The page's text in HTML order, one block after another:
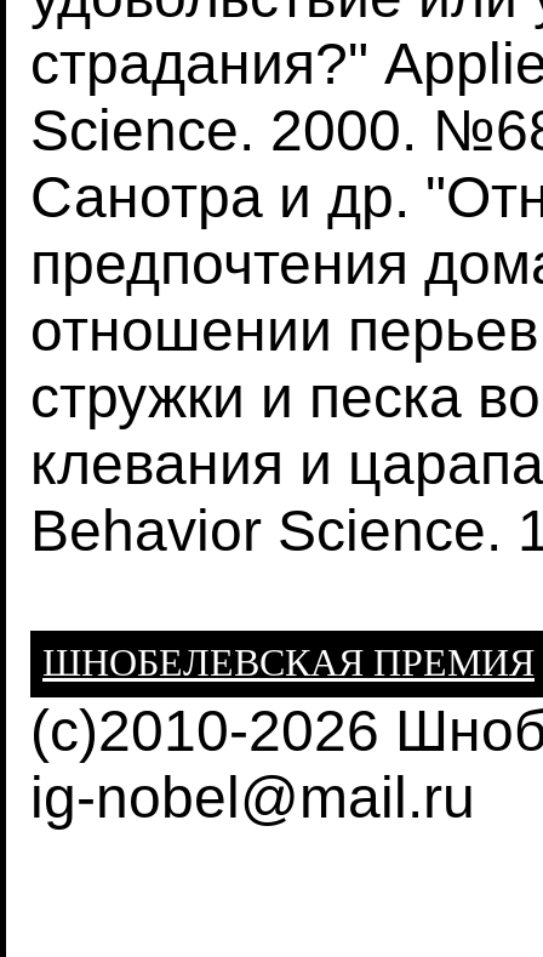
страдания?"
Science. 2000.
Санотра и др.
предпочтения
отношении
стружки и песка
клевания и
Behavior Science.
ШНОБЕЛЕВСКАЯ ПРЕМИЯ
(c)2010-2026
ig-nobel@mail.ru